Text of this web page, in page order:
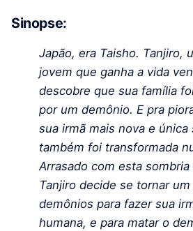
Sinopse:
Japão, era Taisho. Tanjiro,
jovem que ganha a vida
descobre que sua família
por um demônio. E pra
sua irmã mais nova e única
também foi transformada
Arrasado com esta sombria
Tanjiro decide se tornar
demônios para fazer sua
humana, e para matar o